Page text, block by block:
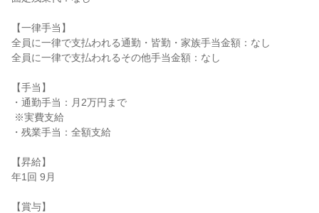
【一律手当】
全員に一律で支払われる通勤・皆勤・家族手当金額：なし
全員に一律で支払われるその他手当金額：なし
【手当】
・通勤手当：月2万円まで
・残業手当：全額支給
【昇給】
年1回 9月
【賞与】